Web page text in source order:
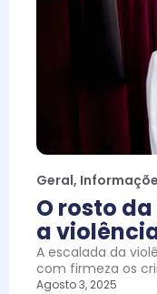
Geral,
O rosto
a
A escalada da
com firmeza os
Agosto 3, 2025